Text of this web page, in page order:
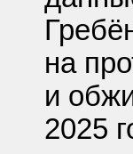
на
и
2025